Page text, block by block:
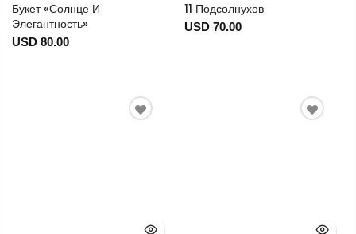
Букет «Солнце И
Элегантность»
USD 80.00
11 Подсолнухов
USD 70.00